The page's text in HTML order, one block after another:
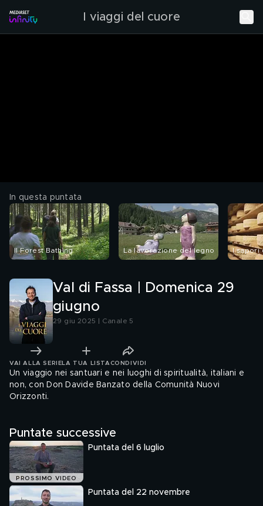
I viaggi del cuore
In questa puntata
Il Forest Bathing La lavorazione del legno I sapori
Val di Fassa | Domenica 29
giugno
29 giu 2025 | Canale 5
VAI ALLA SERIE LA TUA LISTA CONDIVIDI
Un viaggio nei santuari e nei luoghi di spiritualità, italiani e
non, con Don Davide Banzato della Comunità Nuovi
Orizzonti.
Puntate successive
PROSSIMO VIDEO
Puntata del 6 luglio
Puntata del 22 novembre